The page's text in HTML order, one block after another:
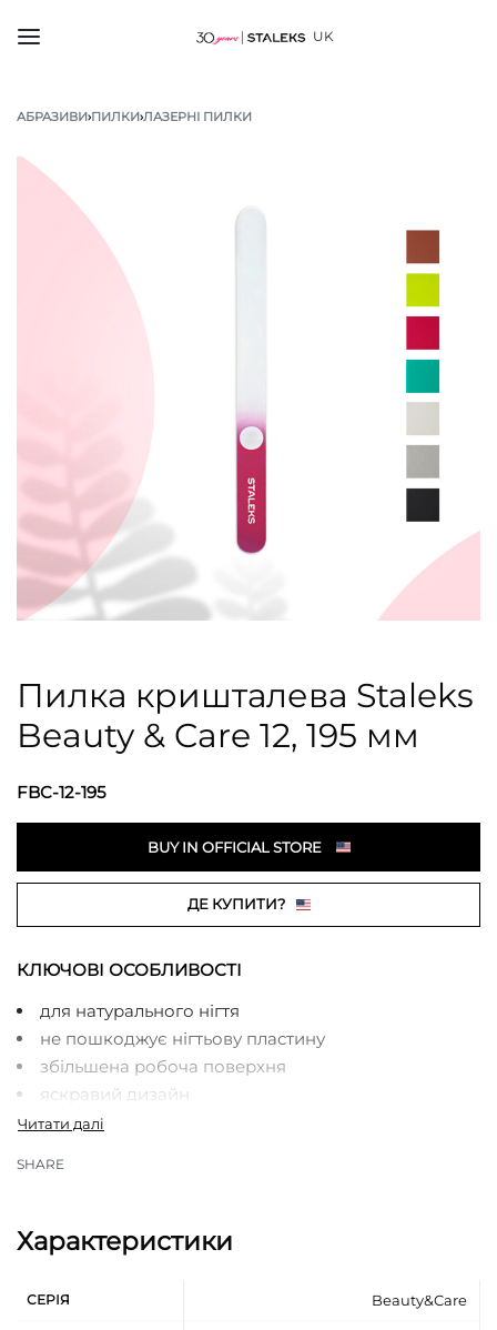
UK
АБРАЗИВИ›ПИЛКИ›ЛАЗЕРНІ ПИЛКИ
Пилка кришталева Staleks
Beauty & Care 12, 195 мм
FBC-12-195
BUY IN OFFICIAL STORE
ДЕ КУПИТИ?
КЛЮЧОВІ ОСОБЛИВОСТІ
для натурального нігтя
не пошкоджує нігтьову пластину
збільшена робоча поверхня
яскравий дизайн
SHARE
Характеристики
СЕРІЯ Beauty&Care